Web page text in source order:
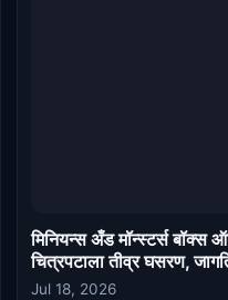
मिनियन्स अँड मॉन्स्टर्स बॉक्स
चित्रपटाला तीव्र घसरण,
Jul 18, 2026